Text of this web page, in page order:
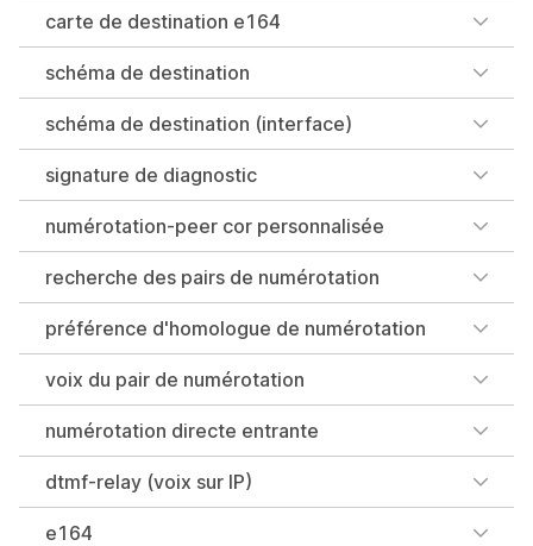
carte de destination e164
schéma de destination
schéma de destination (interface)
signature de diagnostic
numérotation-peer cor personnalisée
recherche des pairs de numérotation
préférence d'homologue de numérotation
voix du pair de numérotation
numérotation directe entrante
dtmf-relay (voix sur IP)
e164